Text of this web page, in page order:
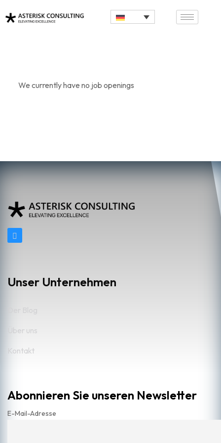
We currently have no job openings
Unser Unternehmen
Über uns
Kontakt
Abonnieren Sie unseren Newsletter
E-Mail-Adresse